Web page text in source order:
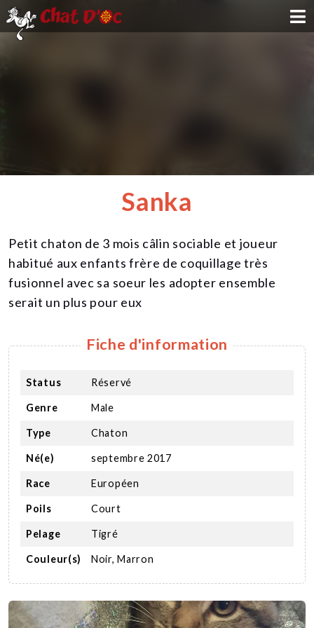
NOUS SOUTENIR
CONTACT
Sanka
Petit chaton de 3 mois câlin sociable et joueur
habitué aux enfants frère de coquillage très
fusionnel avec sa soeur les adopter ensemble
serait un plus pour eux
Fiche d'information
Status Réservé
Genre Male
Type Chaton
Né(e) septembre 2017
Race Européen
Poils Court
Pelage Tigré
Couleur(s) Noir, Marron